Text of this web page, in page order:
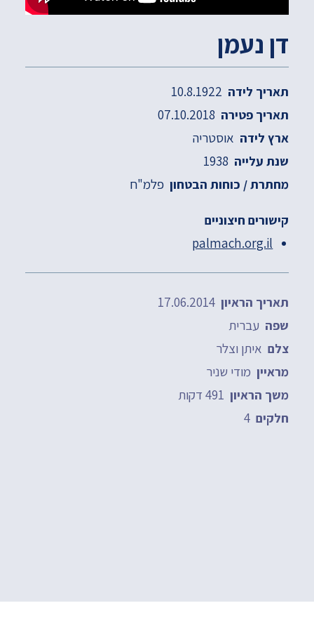
דן נעמן
תאריך לידה
תאריך פטירה
ארץ לידה אוסטריה
שנת עלייה
מחתרת / כוחות הבטחון פלמ"ח
קישורים חיצוניים
palmach.org.il
תאריך הראיון 17.06.2014
שפה עברית
צלם איתן וצלר
מראיין מודי שניר
משך הראיון
חלקים 4